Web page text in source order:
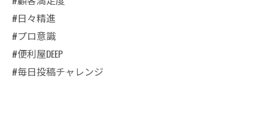
#日々精進
#プロ意識
#便利屋DEEP
#毎日投稿チャレンジ